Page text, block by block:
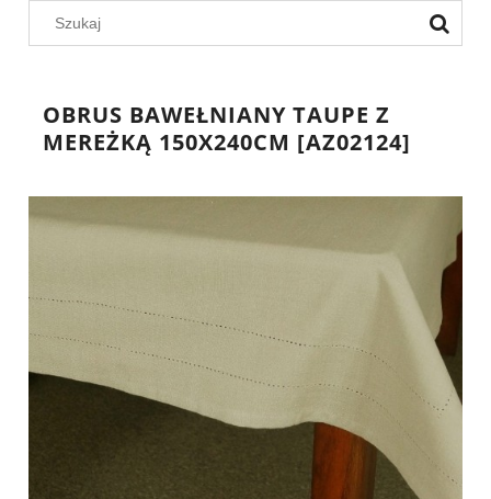
OBRUS BAWEŁNIANY TAUPE Z
MEREŻKĄ 150X240CM [AZ02124]